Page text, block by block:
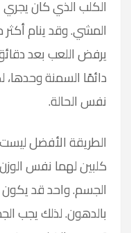
الكلب الذي كان
المشي. وقد ينام أكثر
يرفض اللعب بعد
دائمًا السمنة
نفس الحالة.
الطريقة الأفضل
كلبين لهما نفس
الجسم. واحد قد يكون
بالدهون. لذلك يجب